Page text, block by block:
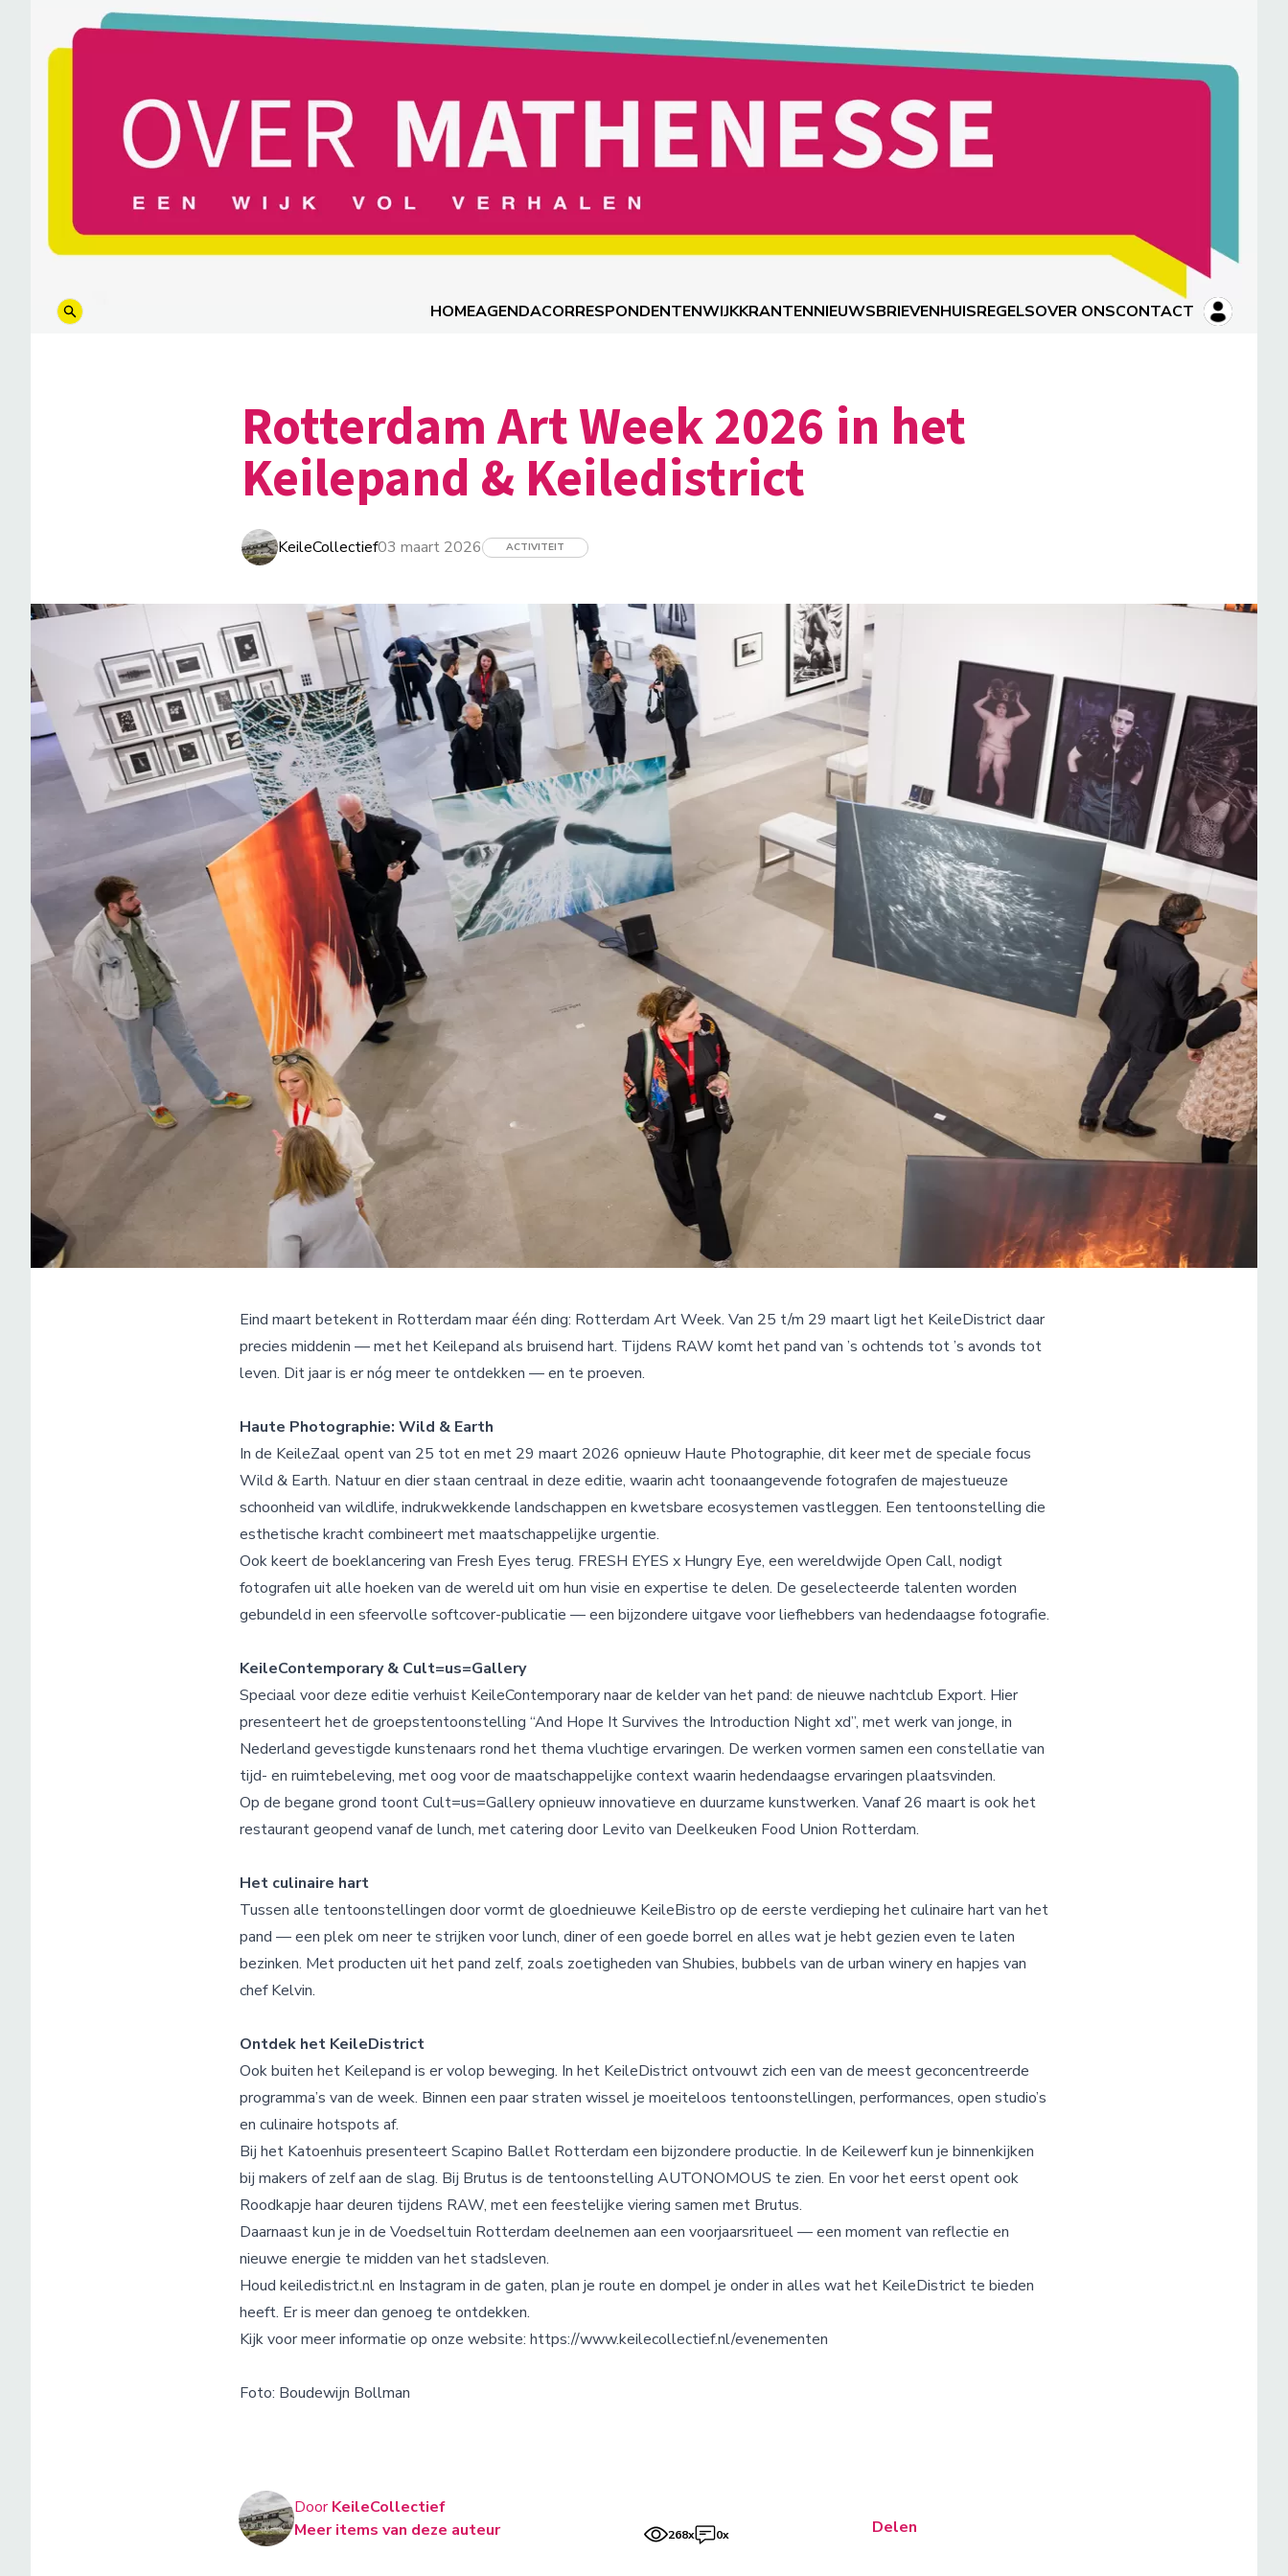
HOMEAGENDACORRESPONDENTENWIJKKRANTENNIEUWSBRIEVENHUISREGELSOVER ONSCONTACT
Rotterdam Art Week 2026 in het
Keilepand & Keiledistrict
KeileCollectief03 maart 2026 ACTIVITEIT
Eind maart betekent in Rotterdam maar één ding: Rotterdam Art Week. Van 25 t/m 29 maart ligt het KeileDistrict daar
precies middenin — met het Keilepand als bruisend hart. Tijdens RAW komt het pand van ’s ochtends tot ’s avonds tot
leven. Dit jaar is er nóg meer te ontdekken — en te proeven.
Haute Photographie: Wild & Earth
In de KeileZaal opent van 25 tot en met 29 maart 2026 opnieuw Haute Photographie, dit keer met de speciale focus
Wild & Earth. Natuur en dier staan centraal in deze editie, waarin acht toonaangevende fotografen de majestueuze
schoonheid van wildlife, indrukwekkende landschappen en kwetsbare ecosystemen vastleggen. Een tentoonstelling die
esthetische kracht combineert met maatschappelijke urgentie.
Ook keert de boeklancering van Fresh Eyes terug. FRESH EYES x Hungry Eye, een wereldwijde Open Call, nodigt
fotografen uit alle hoeken van de wereld uit om hun visie en expertise te delen. De geselecteerde talenten worden
gebundeld in een sfeervolle softcover-publicatie — een bijzondere uitgave voor liefhebbers van hedendaagse fotografie.
KeileContemporary & Cult=us=Gallery
Speciaal voor deze editie verhuist KeileContemporary naar de kelder van het pand: de nieuwe nachtclub Export. Hier
presenteert het de groepstentoonstelling “And Hope It Survives the Introduction Night xd”, met werk van jonge, in
Nederland gevestigde kunstenaars rond het thema vluchtige ervaringen. De werken vormen samen een constellatie van
tijd- en ruimtebeleving, met oog voor de maatschappelijke context waarin hedendaagse ervaringen plaatsvinden.
Op de begane grond toont Cult=us=Gallery opnieuw innovatieve en duurzame kunstwerken. Vanaf 26 maart is ook het
restaurant geopend vanaf de lunch, met catering door Levito van Deelkeuken Food Union Rotterdam.
Het culinaire hart
Tussen alle tentoonstellingen door vormt de gloednieuwe KeileBistro op de eerste verdieping het culinaire hart van het
pand — een plek om neer te strijken voor lunch, diner of een goede borrel en alles wat je hebt gezien even te laten
bezinken. Met producten uit het pand zelf, zoals zoetigheden van Shubies, bubbels van de urban winery en hapjes van
chef Kelvin.
Ontdek het KeileDistrict
Ook buiten het Keilepand is er volop beweging. In het KeileDistrict ontvouwt zich een van de meest geconcentreerde
programma’s van de week. Binnen een paar straten wissel je moeiteloos tentoonstellingen, performances, open studio’s
en culinaire hotspots af.
Bij het Katoenhuis presenteert Scapino Ballet Rotterdam een bijzondere productie. In de Keilewerf kun je binnenkijken
bij makers of zelf aan de slag. Bij Brutus is de tentoonstelling AUTONOMOUS te zien. En voor het eerst opent ook
Roodkapje haar deuren tijdens RAW, met een feestelijke viering samen met Brutus.
Daarnaast kun je in de Voedseltuin Rotterdam deelnemen aan een voorjaarsritueel — een moment van reflectie en
nieuwe energie te midden van het stadsleven.
Houd keiledistrict.nl en Instagram in de gaten, plan je route en dompel je onder in alles wat het KeileDistrict te bieden
heeft. Er is meer dan genoeg te ontdekken.
Kijk voor meer informatie op onze website: https://www.keilecollectief.nl/evenementen
Foto: Boudewijn Bollman
DoorKeileCollectief
Meer items van deze auteur
268x 0x Delen